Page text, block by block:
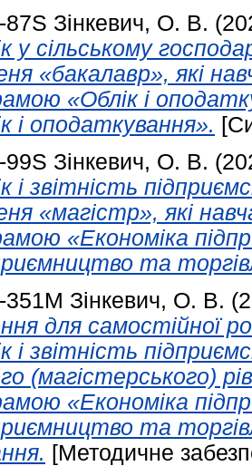
87S Зінкевич, О. В.
у сільському
«бакалавр», які
«Облік і
і оподаткування».
99S Зінкевич, О. В.
і звітність
«магістр», які
«Економіка
та
351М Зінкевич, О. В.
для самостійної
і звітність
(магістерського)
«Економіка
та
[Методичне